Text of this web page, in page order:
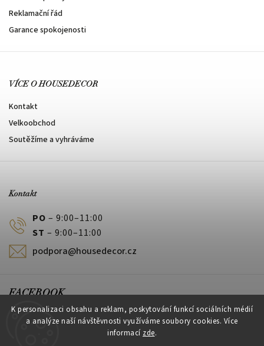
K personalizaci obsahu a reklam, poskytování funkcí sociálních médií
a analýze naší návštěvnosti využíváme soubory cookies. Více
informací zde.
Reklamační řád
Garance spokojenosti
VÍCE O HOUSEDECOR
Kontakt
Velkoobchod
Soutěžíme a vyhráváme
Kontakt
PO – 9:00–11:00
ST – 9:00–11:00
podpora@housedecor.cz
FACEBOOK